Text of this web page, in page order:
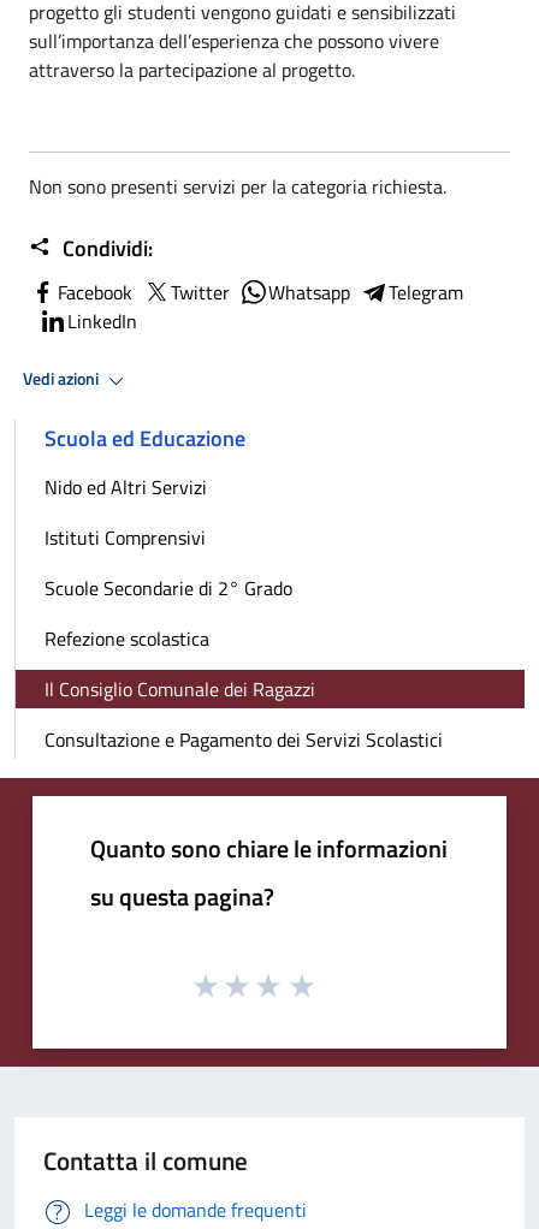
progetto gli studenti vengono guidati e sensibilizzati
sull’importanza dell’esperienza che possono vivere
attraverso la partecipazione al progetto.
Non sono presenti servizi per la categoria richiesta.
Condividi:
Facebook Twitter Whatsapp
Telegram
LinkedIn
Vedi azioni
Scuola ed Educazione
Nido ed Altri Servizi
Istituti Comprensivi
Scuole Secondarie di 2° Grado
Refezione scolastica
Il Consiglio Comunale dei Ragazzi
Consultazione e Pagamento dei Servizi Scolastici
Quanto sono chiare le informazioni
su questa pagina?
Contatta il comune
Leggi le domande frequenti